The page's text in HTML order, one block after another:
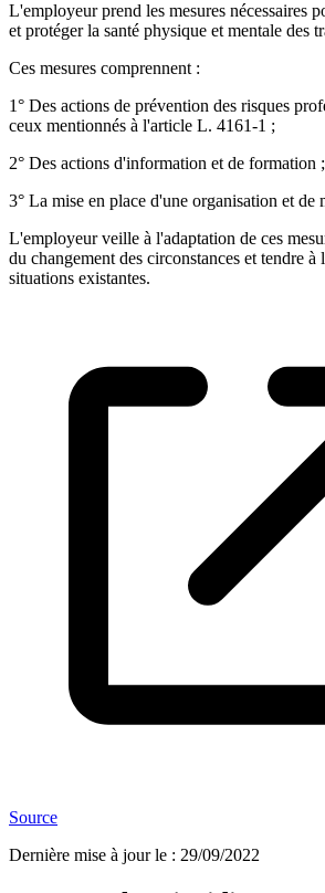
L'employeur prend les mesures nécessaires
et protéger la santé physique et mentale des
Ces mesures comprennent :
1° Des actions de prévention des risques
ceux mentionnés à l'article L. 4161-1 ;
2° Des actions d'information et de formation ;
3° La mise en place d'une organisation et de
L'employeur veille à l'adaptation de ces
du changement des circonstances et tendre à
situations existantes.
Source
Dernière mise à jour le : 29/09/2022